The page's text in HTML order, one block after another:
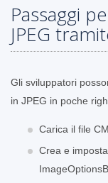
Passaggi
JPEG
Gli sviluppatori
in JPEG in poche
Carica il file
Crea e